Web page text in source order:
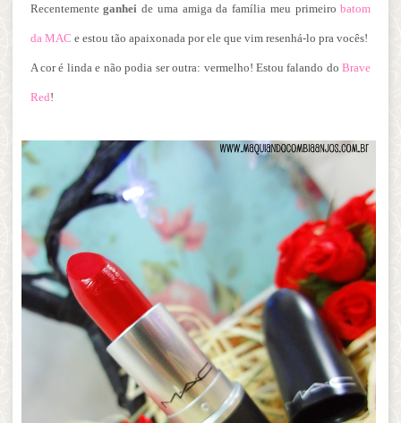
Recentementeganhei de uma amiga da família meu primeirobatom
da MAC e estou tão apaixonada por ele que vim resenhá-lo pra vocês!
A cor é linda e não podia ser outra: vermelho! Estou falando doBrave
Red!